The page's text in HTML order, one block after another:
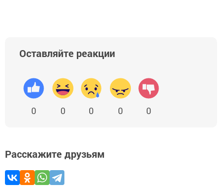
Оставляйте реакции
0 0 0 0 0
Расскажите друзьям